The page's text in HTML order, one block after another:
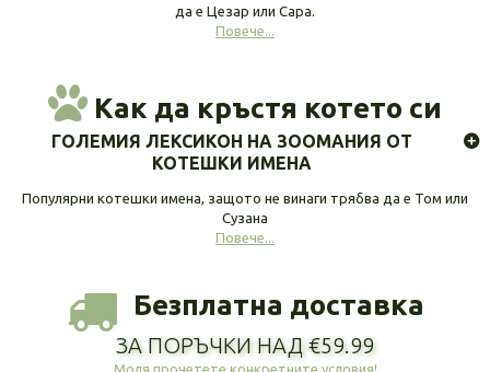
да е Цезар или Сара.
Повече...
Как да кръстя котето си
ГОЛЕМИЯ ЛЕКСИКОН НА ЗООМАНИЯ ОТ
КОТЕШКИ ИМЕНА
Популярни котешки имена, защото не винаги трябва да е Том или
Сузана
Повече...
Безплатна доставка
ЗА ПОРЪЧКИ НАД €59.99
Моля прочетете конкретните условия!